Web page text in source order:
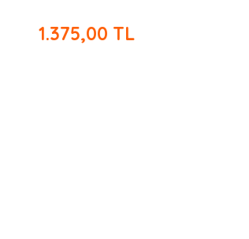
1.375,00 TL